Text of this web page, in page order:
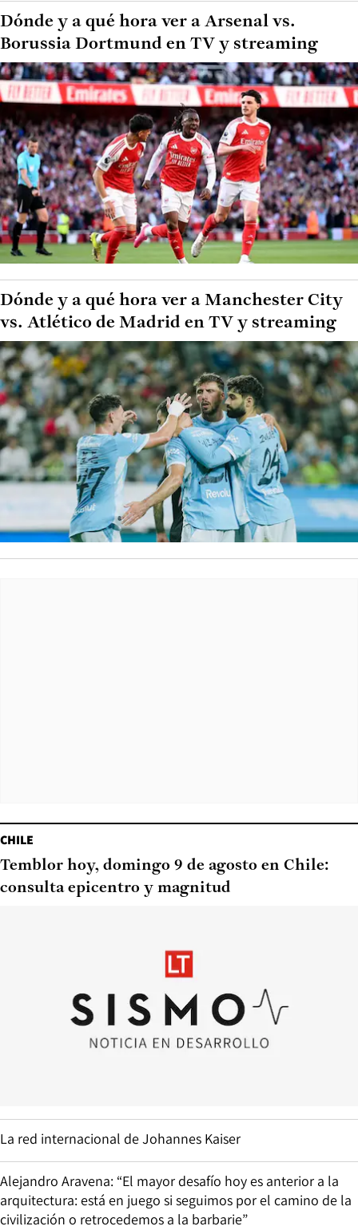
Dónde y a qué hora ver a Arsenal vs.
Borussia Dortmund en TV y streaming
Dónde y a qué hora ver a Manchester City
vs. Atlético de Madrid en TV y streaming
CHILE
Temblor hoy, domingo 9 de agosto en Chile:
consulta epicentro y magnitud
La red internacional de Johannes Kaiser
Alejandro Aravena: “El mayor desafío hoy es anterior a la
arquitectura: está en juego si seguimos por el camino de la
civilización o retrocedemos a la barbarie”